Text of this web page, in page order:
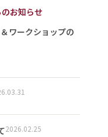
お知らせ
ワークショップの
2026.02.25